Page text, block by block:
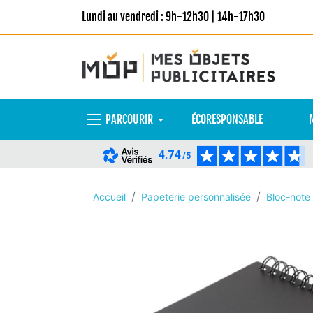
Lundi au vendredi : 9h-12h30 | 14h-17h30
PARCOURIR ÉCORESPONSABLE
4.74/5
Accueil Papeterie personnalisée Bloc-note